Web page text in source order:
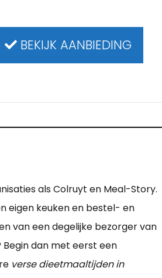
BEKIJK AANBIEDING
als Colruyt en Meal-Story.
eigen keuken en bestel- en
van een degelijke bezorger van
dan met eerst een
verse dieetmaaltijden in